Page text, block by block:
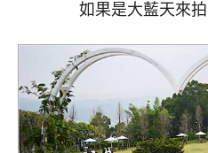
如果是大藍天來